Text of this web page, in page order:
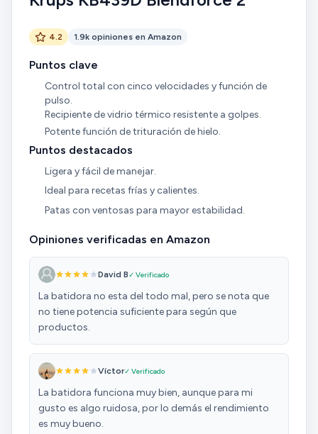
4.2 1.9k opiniones en Amazon
Puntos clave
Control total con cinco velocidades y función de
pulso.
Recipiente de vidrio térmico resistente a golpes.
Potente función de trituración de hielo.
Puntos destacados
Ligera y fácil de manejar.
Ideal para recetas frías y calientes.
Patas con ventosas para mayor estabilidad.
Opiniones verificadas en Amazon
David B✓ Verificado
La batidora no esta del todo mal, pero se nota que
no tiene potencia suficiente para según que
productos.
Víctor✓ Verificado
La batidora funciona muy bien, aunque para mi
gusto es algo ruidosa, por lo demás el rendimiento
es muy bueno.